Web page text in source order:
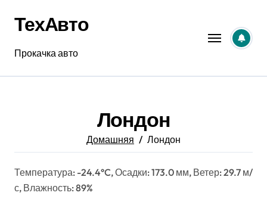
содержанию
ТехАвто
Прокачка авто
Лондон
Домашняя Лондон
Температура: -24.4°C, Осадки: 173.0 мм, Ветер: 29.7 м/
с, Влажность: 89%